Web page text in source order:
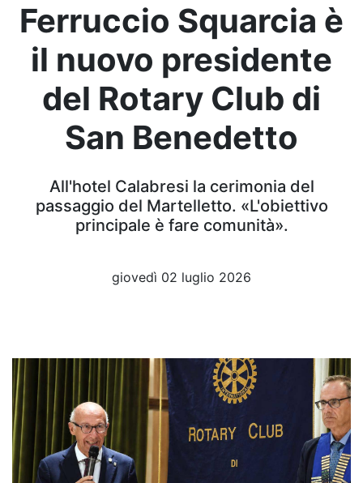
Ferruccio Squarcia è
il nuovo presidente
del Rotary Club di
San Benedetto
All'hotel Calabresi la cerimonia del
passaggio del Martelletto. «L'obiettivo
principale è fare comunità».
giovedì 02 luglio 2026